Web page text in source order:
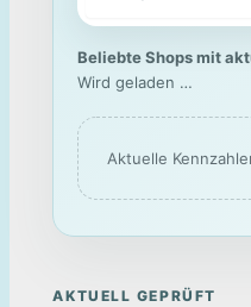
Beliebte Shops mit
Wird geladen …
Aktuelle
AKTUELL GEPRÜFT